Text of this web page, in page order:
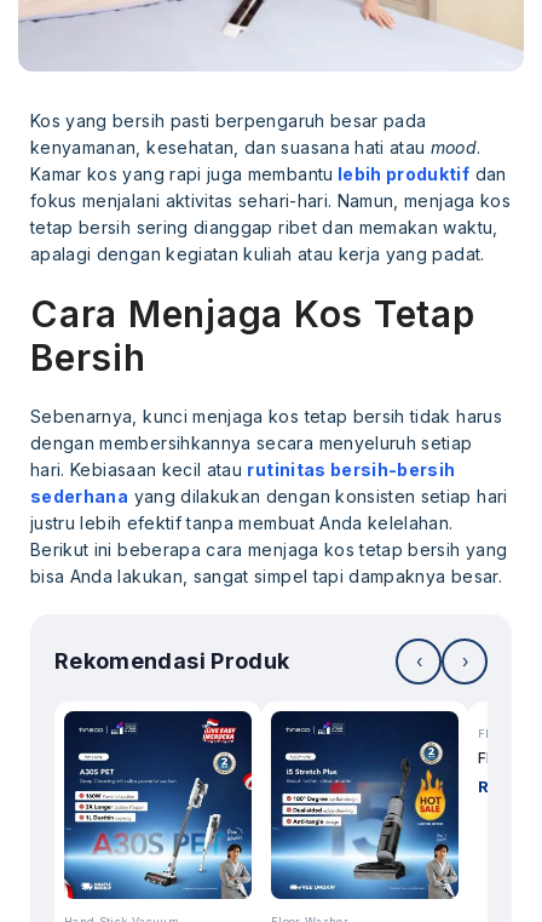
Kos yang bersih pasti berpengaruh besar pada
kenyamanan, kesehatan, dan suasana hati atau mood.
Kamar kos yang rapi juga membantu lebih produktif dan
fokus menjalani aktivitas sehari-hari. Namun, menjaga kos
tetap bersih sering dianggap ribet dan memakan waktu,
apalagi dengan kegiatan kuliah atau kerja yang padat.
Cara Menjaga Kos Tetap
Bersih
Sebenarnya, kunci menjaga kos tetap bersih tidak harus
dengan membersihkannya secara menyeluruh setiap
hari. Kebiasaan kecil atau rutinitas bersih-bersih
sederhana yang dilakukan dengan konsisten setiap hari
justru lebih efektif tanpa membuat Anda kelelahan.
Berikut ini beberapa cara menjaga kos tetap bersih yang
bisa Anda lakukan, sangat simpel tapi dampaknya besar.
Rekomendasi Produk ‹ ›
Floor
Rp